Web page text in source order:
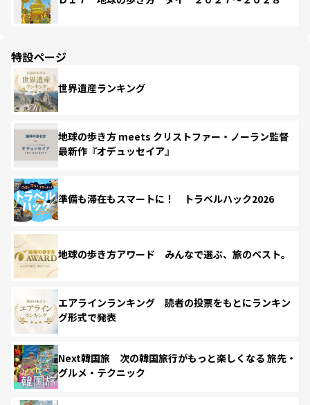
特設ページ
世界遺産ランキング
地球の歩き方 meets クリストファー・ノーラン監督
最新作『オデュッセイア』
準備も滞在もスマートに！ トラベルハック2026
地球の歩き方アワード みんなで選ぶ、旅のベスト。
エアラインランキング 読者の投票をもとにランキン
グ形式で発表
Next韓国旅 次の韓国旅行がもっと楽しくなる 旅先・
グルメ・テクニック